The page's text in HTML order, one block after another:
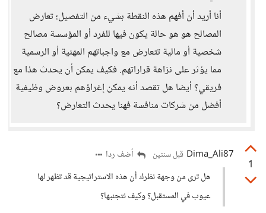
أنا أريد أن أفهم هذه النقطة بشيء من التفصيل؛ تعارض
المصالح هو هو حالة يكون فيها للفرد أو المؤسسة مصالح
شخصية أو مالية تتعارض مع واجباتهم المهنية أو الرسمية
مما يؤثر على نزاهة قراراتهم. فكيف يمكن أن يحدث هذا مع
فريقي؟ أيضا هل تقصد أنه يمكن إغراؤهم بعروض وظيفية
أفضل من شركات منافسة فهنا يحدث التعارض؟
1
Dima_Ali87 قبل سنتين
أضف ردا
هل ترى من وجهة نظرك أن هذه الاستراتيجية قد تظهر لها
عيوب في المستقبل؟ وكيف نتجنبها؟